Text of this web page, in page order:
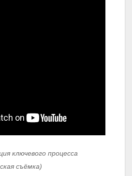
ключевого процесса
съёмка)